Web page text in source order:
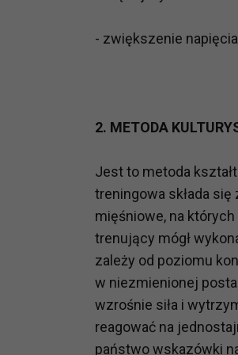
- zwiększenie
2. METODA
Jest to metoda
treningowa składa
mięśniowe, na
trenujący mógł
zależy od poziomu
w niezmienionej
wzrośnie siła i
reagować na
państwo wskazówki